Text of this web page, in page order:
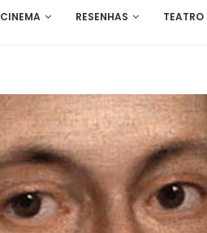
CINEMA RESENHAS TEATRO